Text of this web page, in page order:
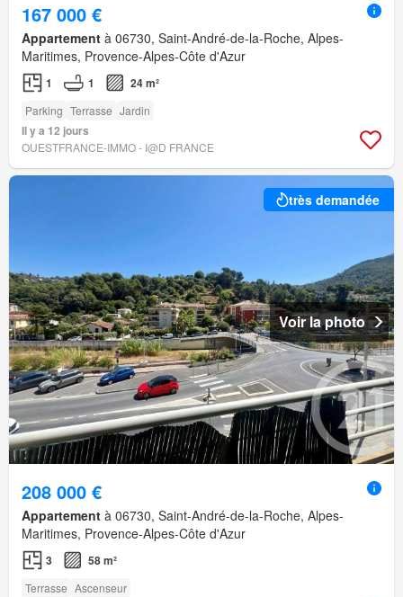
167 000 €
Appartement à 06730, Saint-André-de-la-Roche, Alpes-
Maritimes, Provence-Alpes-Côte d'Azur
1 1 24 m²
Parking Terrasse Jardin
Il y a 12 jours
OUESTFRANCE-IMMO - I@D FRANCE
très demandée
Voir la photo
208 000 €
Appartement à 06730, Saint-André-de-la-Roche, Alpes-
Maritimes, Provence-Alpes-Côte d'Azur
3 58 m²
Terrasse Ascenseur